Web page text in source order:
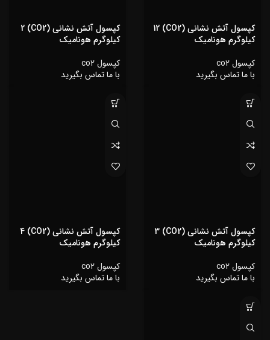
کپسول آتش نشانی (CO2) 12
کیلوگرم هونامیک
کپسول co2
با ما تماس بگیرید
کپسول آتش نشانی (CO2) 2
کیلوگرم هونامیک
کپسول co2
با ما تماس بگیرید
کپسول آتش نشانی (CO2) 3
کیلوگرم هونامیک
کپسول co2
با ما تماس بگیرید
کپسول آتش نشانی (CO2) 4
کیلوگرم هونامیک
کپسول co2
با ما تماس بگیرید